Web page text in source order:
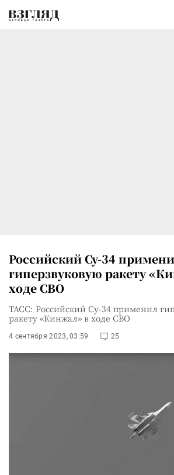
Российский Су-34
гиперзвуковую ракету
ходе СВО
ТАСС: Российский Су-34 применил
ракету «Кинжал» в ходе СВО
4 сентября 2023, 03:59 25